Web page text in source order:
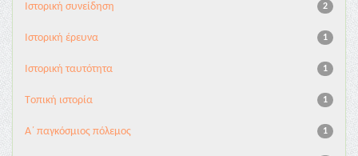
2
Ιστορική συνείδηση
1
Iστορική έρευνα
1
Iστορική ταυτότητα
1
Tοπική ιστορία
1
Α΄ παγκόσμιος πόλεμος